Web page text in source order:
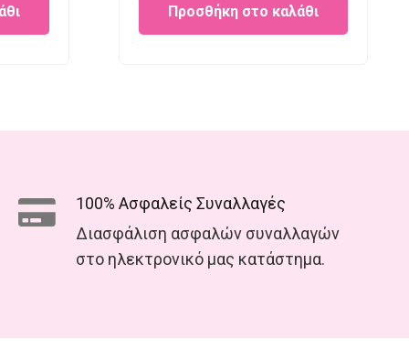
was:
€25.00.
is:
€18.00.
Προσθήκη στο καλάθι
100% Ασφαλείς Συναλλαγές
Διασφάλιση ασφαλών συναλλαγών
στο ηλεκτρονικό μας κατάστημα.